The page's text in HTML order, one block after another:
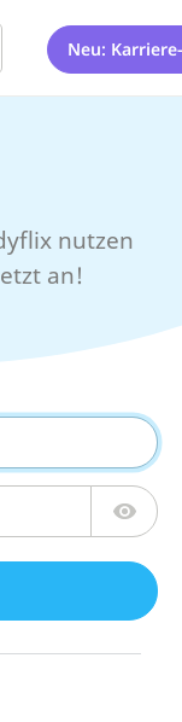
Neu:
nutzen
an!